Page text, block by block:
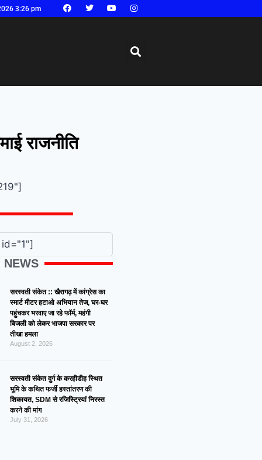
3:26 pm
राजनीति
NEWS
सरस्वती संकेत :: खैरागढ़ में कांग्रेस का
स्मार्ट मीटर हटाओ अभियान तेज, घर-घर
पहुंचकर भरवाए जा रहे फॉर्म, महंगी
बिजली को लेकर भाजपा सरकार पर
तीखा हमला
August 2, 2026
सरस्वती संकेत दुर्ग के करहीडीह स्थित
भूमि के कथित फर्जी हस्तांतरण की
शिकायत, SDM से रजिस्ट्रियां निरस्त
करने की मांग
July 31, 2026